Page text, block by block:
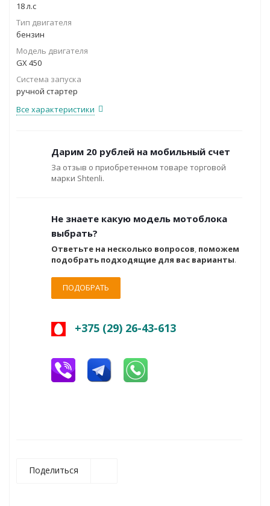
18 л.с
Тип двигателя
бензин
Модель двигателя
GX 450
Система запуска
ручной стартер
Все характеристики
Дарим 20 рублей на мобильный счет
За отзыв о приобретенном товаре торговой
марки Shtenli.
Не знаете какую модель мотоблока
выбрать?
Ответьте на несколько вопросов, поможем
подобрать подходящие для вас варианты.
ПОДОБРАТЬ
+375 (29) 26-43-613
Поделиться